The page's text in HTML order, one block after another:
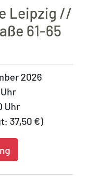
Leipzig //
61-65
2026
Uhr
37,50 €)